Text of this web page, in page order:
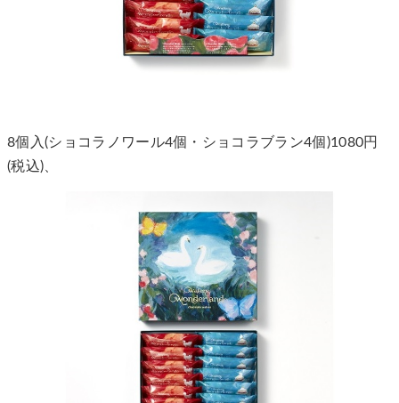
8個入(ショコラノワール4個・ショコラブラン4個)1080円
(税込)、